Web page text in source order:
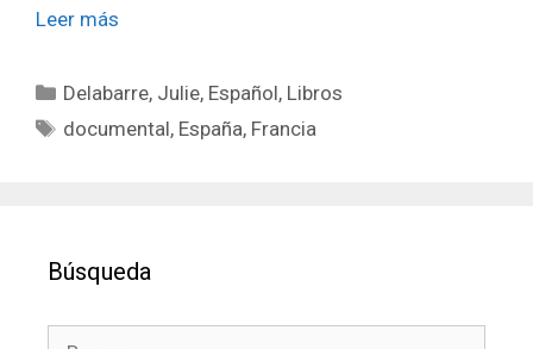
Leer más
Categorías
Delabarre, Julie, Español, Libros
Etiquetas
documental, España, Francia
Búsqueda